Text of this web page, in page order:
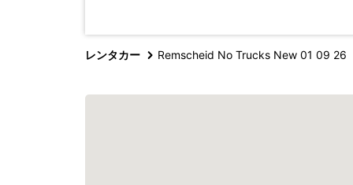
レンタカー Remscheid No Trucks New 01 09 26